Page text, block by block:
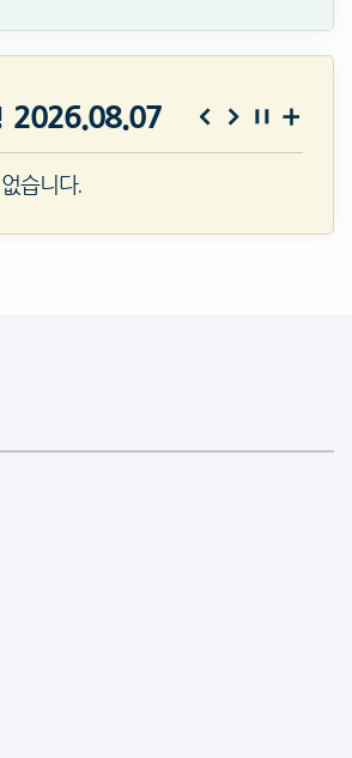
2026.08.07
습니다.